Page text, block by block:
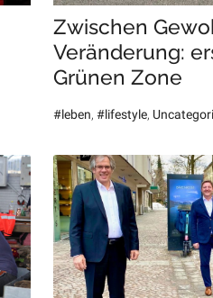
Zwischen
Veränderung:
Grünen Zone
#leben, #lifestyle,